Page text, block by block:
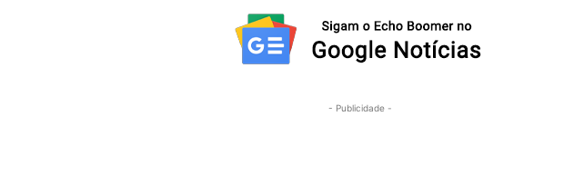
- Publicidade -